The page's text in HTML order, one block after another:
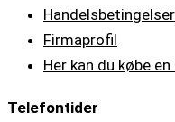
Handelsbetingelser
Firmaprofil
Her kan du købe
Telefontider